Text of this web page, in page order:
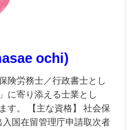
ochi)
険労務士／行政書士とし
に寄り添える士業とし
す。 【主な資格】 社会保
国在留管理庁申請取次者